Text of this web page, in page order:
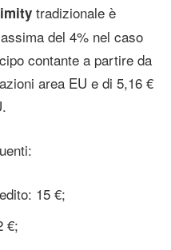
tradizionale è
del 4% nel caso
contante a partire da
area EU e di 5,16 €
15 €;
€;